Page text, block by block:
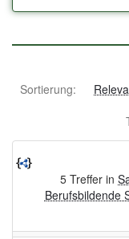
Sortierung:
5 Treffer in
Berufsbildende